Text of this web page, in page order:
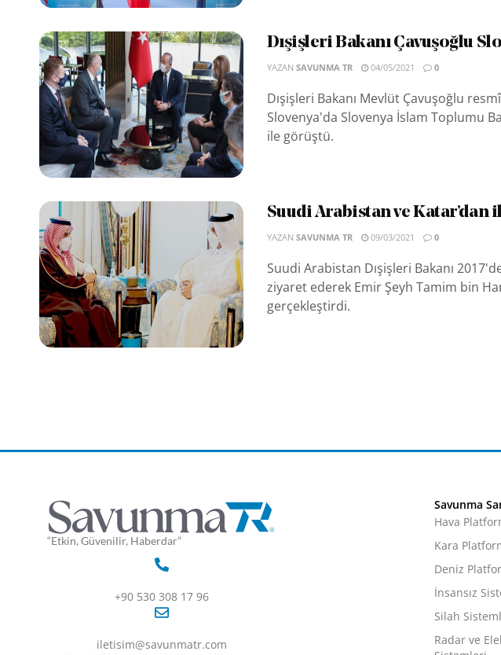
Dışişleri Bakanı Çavuşoğlu
YAZAN SAVUNMA TR 04/05/2021 0
Dışişleri Bakanı Mevlüt Çavuşoğlu
Slovenya'da Slovenya İslam Toplumu
ile görüştü.
Suudi Arabistan ve Katar’dan
YAZAN SAVUNMA TR 09/03/2021 0
Suudi Arabistan Dışişleri Bakanı
ziyaret ederek Emir Şeyh Tamim bin
gerçekleştirdi.
“Etkin, Güvenilir, Haberdar”
+90 530 308 17 96
iletisim@savunmatr.com
Savunma
Hava
Kara
Deniz
İnsansız
Silah
Radar ve